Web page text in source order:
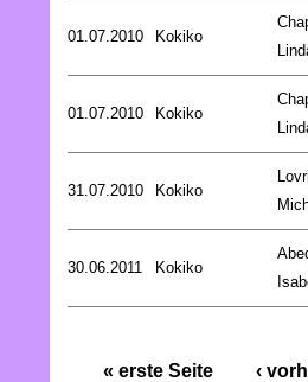
01.07.2010 Kokiko
01.07.2010 Kokiko
31.07.2010 Kokiko
30.06.2011 Kokiko
« erste Seite ‹